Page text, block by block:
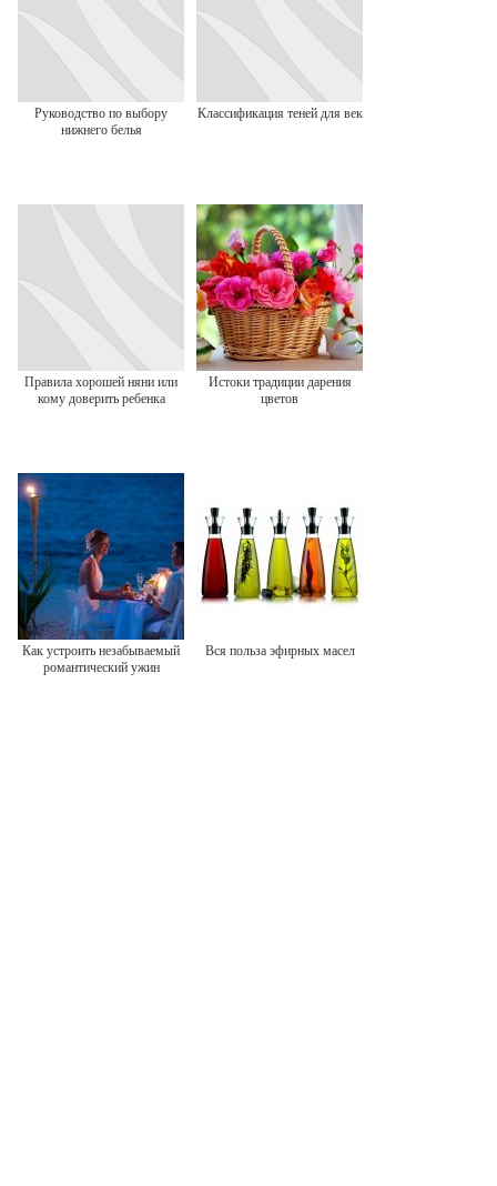
Руководство по выбору
нижнего белья
Классификация теней для век
Правила хорошей няни или
кому доверить ребенка
Истоки традиции дарения
цветов
Как устроить незабываемый
романтический ужин
Вся польза эфирных масел